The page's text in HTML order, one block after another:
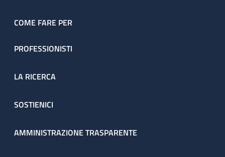
COME FARE PER
PROFESSIONISTI
LA RICERCA
SOSTIENICI
AMMINISTRAZIONE TRASPARENTE